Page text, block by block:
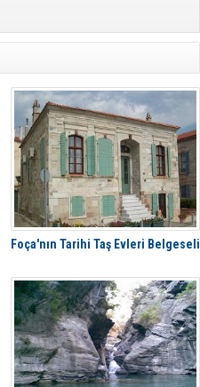
Foça'nın Tarihi Taş Evleri Belgeseli